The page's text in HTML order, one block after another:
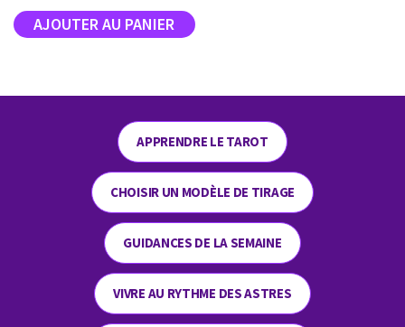
APPRENDRE LE TAROT
CHOISIR UN MODÈLE DE TIRAGE
GUIDANCES DE LA SEMAINE
VIVRE AU RYTHME DES ASTRES